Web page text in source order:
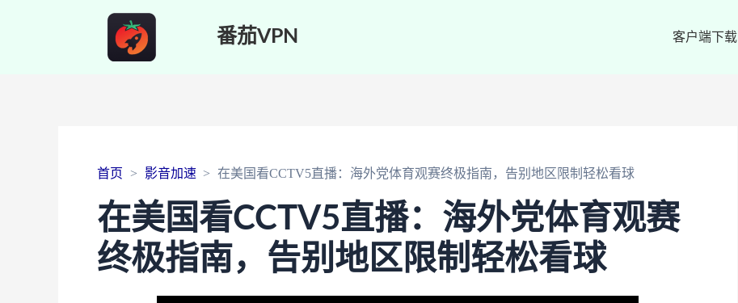
番茄VPN 客户端下载
首页 影音加速 在美国看CCTV5直播：海外党体育观赛终极指南，告别地区限制轻松看球
在美国看CCTV5直播：海外党体育观赛
终极指南，告别地区限制轻松看球